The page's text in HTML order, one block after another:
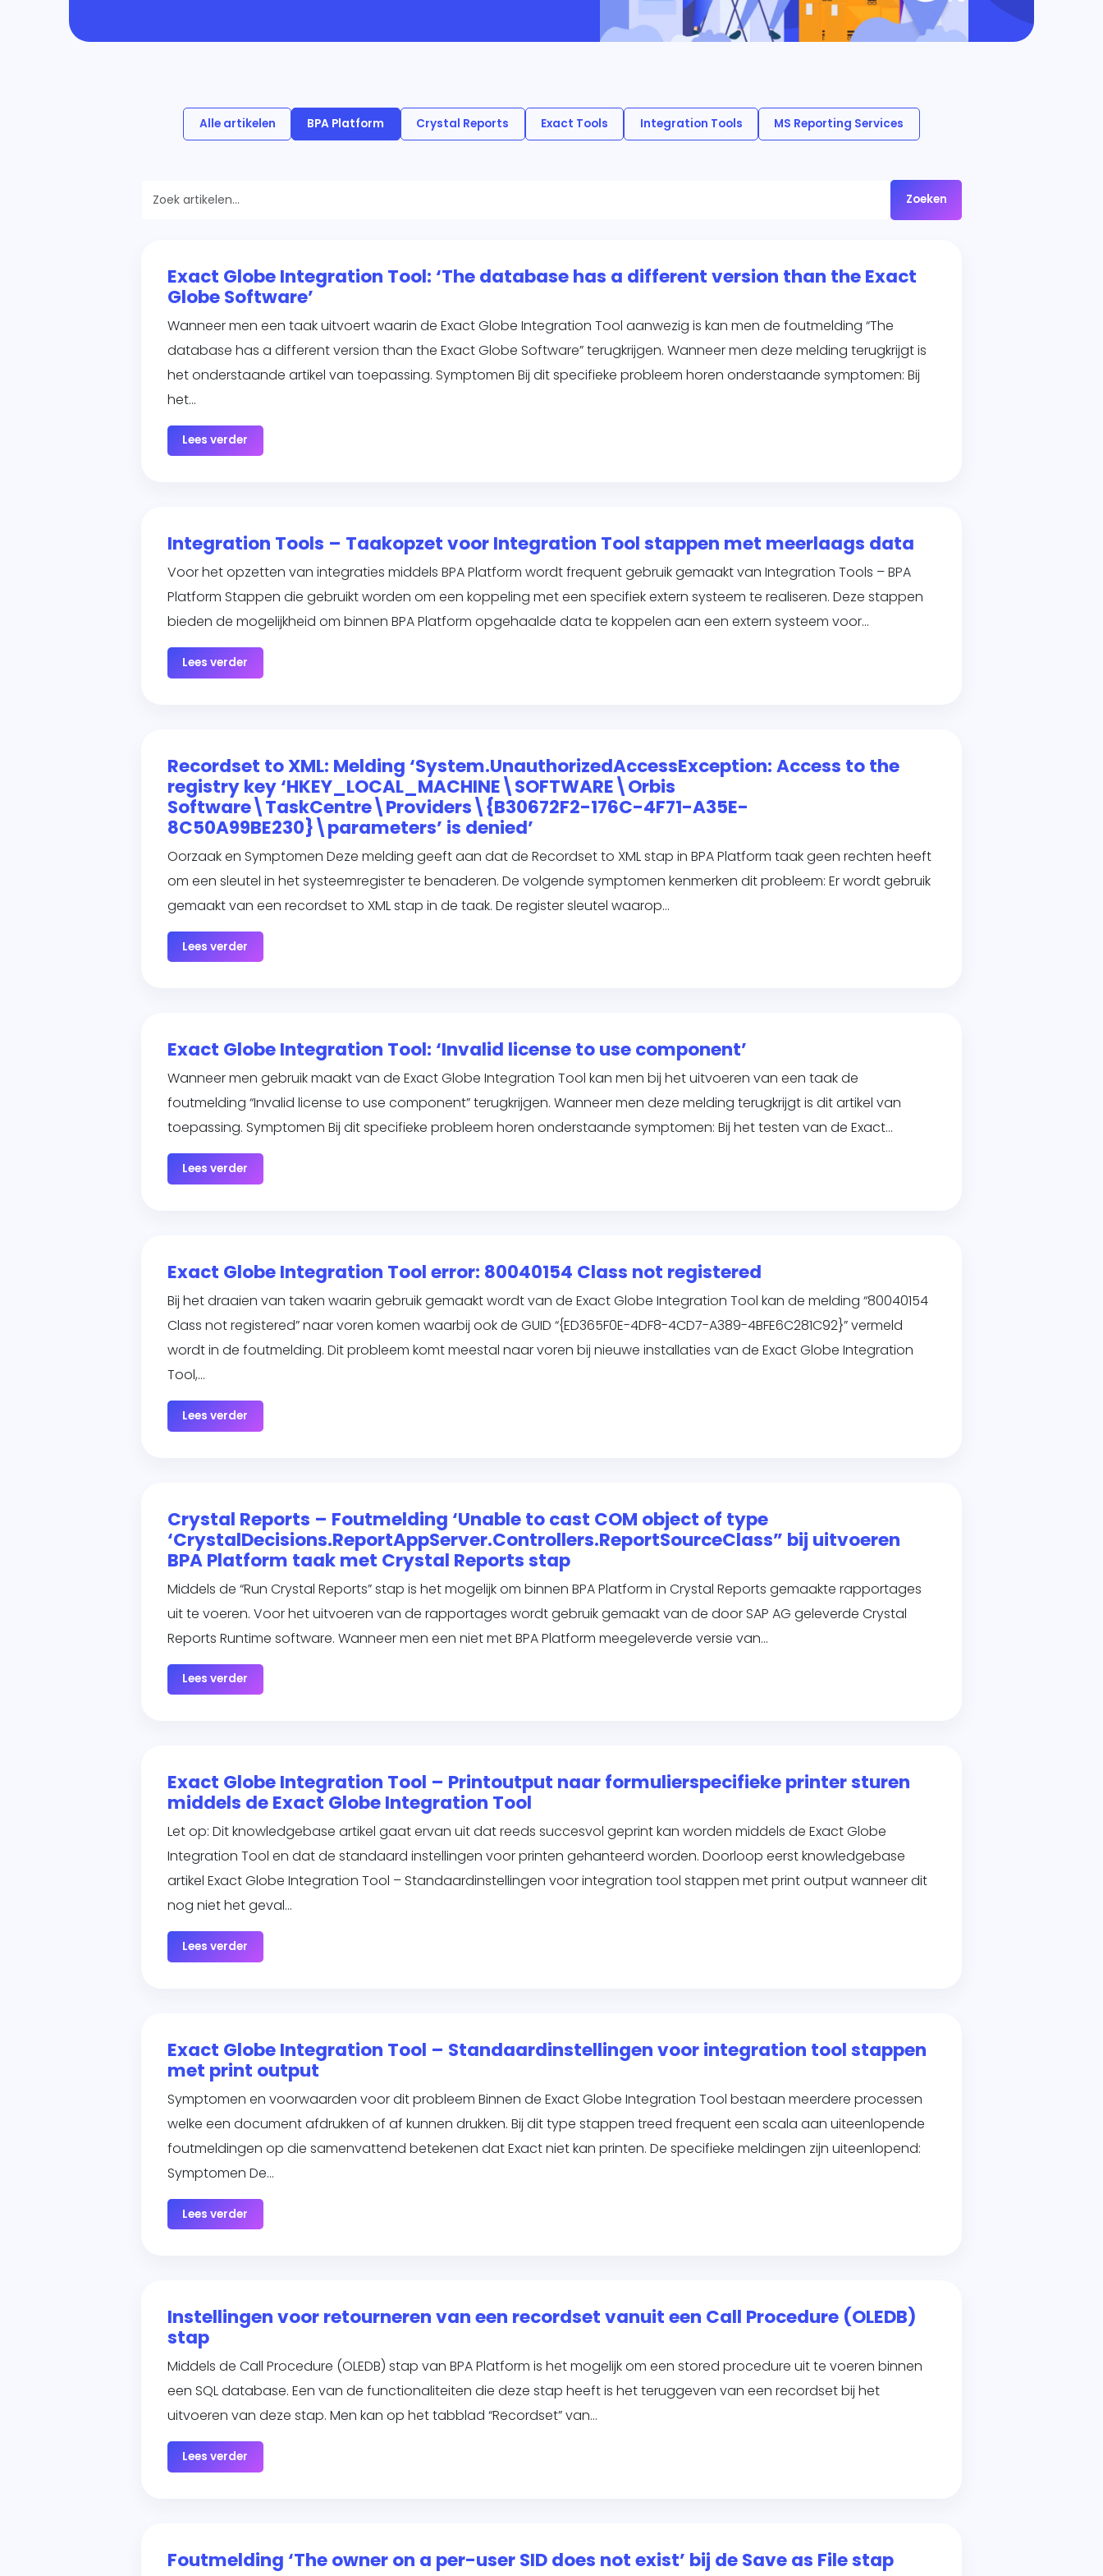
Alle artikelen BPA Platform Crystal Reports Exact Tools Integration Tools MS Reporting Services
Zoeken
Exact Globe Integration Tool: ‘The database has a different version than the Exact
Globe Software’
Wanneer men een taak uitvoert waarin de Exact Globe Integration Tool aanwezig is kan men de foutmelding “The
database has a different version than the Exact Globe Software” terugkrijgen. Wanneer men deze melding terugkrijgt is
het onderstaande artikel van toepassing. Symptomen Bij dit specifieke probleem horen onderstaande symptomen: Bij
het…
Lees verder
Integration Tools – Taakopzet voor Integration Tool stappen met meerlaags data
Voor het opzetten van integraties middels BPA Platform wordt frequent gebruik gemaakt van Integration Tools – BPA
Platform Stappen die gebruikt worden om een koppeling met een specifiek extern systeem te realiseren. Deze stappen
bieden de mogelijkheid om binnen BPA Platform opgehaalde data te koppelen aan een extern systeem voor…
Lees verder
Recordset to XML: Melding ‘System.UnauthorizedAccessException: Access to the
registry key ‘HKEY_LOCAL_MACHINE\SOFTWARE\Orbis
Software\TaskCentre\Providers\{B30672F2-176C-4F71-A35E-
8C50A99BE230}\parameters’ is denied’
Oorzaak en Symptomen Deze melding geeft aan dat de Recordset to XML stap in BPA Platform taak geen rechten heeft
om een sleutel in het systeemregister te benaderen. De volgende symptomen kenmerken dit probleem: Er wordt gebruik
gemaakt van een recordset to XML stap in de taak. De register sleutel waarop…
Lees verder
Exact Globe Integration Tool: ‘Invalid license to use component’
Wanneer men gebruik maakt van de Exact Globe Integration Tool kan men bij het uitvoeren van een taak de
foutmelding “Invalid license to use component” terugkrijgen. Wanneer men deze melding terugkrijgt is dit artikel van
toepassing. Symptomen Bij dit specifieke probleem horen onderstaande symptomen: Bij het testen van de Exact…
Lees verder
Exact Globe Integration Tool error: 80040154 Class not registered
Bij het draaien van taken waarin gebruik gemaakt wordt van de Exact Globe Integration Tool kan de melding “80040154
Class not registered” naar voren komen waarbij ook de GUID “{ED365F0E-4DF8-4CD7-A389-4BFE6C281C92}” vermeld
wordt in de foutmelding. Dit probleem komt meestal naar voren bij nieuwe installaties van de Exact Globe Integration
Tool,…
Lees verder
Crystal Reports – Foutmelding ‘Unable to cast COM object of type
‘CrystalDecisions.ReportAppServer.Controllers.ReportSourceClass” bij uitvoeren
BPA Platform taak met Crystal Reports stap
Middels de “Run Crystal Reports” stap is het mogelijk om binnen BPA Platform in Crystal Reports gemaakte rapportages
uit te voeren. Voor het uitvoeren van de rapportages wordt gebruik gemaakt van de door SAP AG geleverde Crystal
Reports Runtime software. Wanneer men een niet met BPA Platform meegeleverde versie van…
Lees verder
Exact Globe Integration Tool – Printoutput naar formulierspecifieke printer sturen
middels de Exact Globe Integration Tool
Let op: Dit knowledgebase artikel gaat ervan uit dat reeds succesvol geprint kan worden middels de Exact Globe
Integration Tool en dat de standaard instellingen voor printen gehanteerd worden. Doorloop eerst knowledgebase
artikel Exact Globe Integration Tool – Standaardinstellingen voor integration tool stappen met print output wanneer dit
nog niet het geval…
Lees verder
Exact Globe Integration Tool – Standaardinstellingen voor integration tool stappen
met print output
Symptomen en voorwaarden voor dit probleem Binnen de Exact Globe Integration Tool bestaan meerdere processen
welke een document afdrukken of af kunnen drukken. Bij dit type stappen treed frequent een scala aan uiteenlopende
foutmeldingen op die samenvattend betekenen dat Exact niet kan printen. De specifieke meldingen zijn uiteenlopend:
Symptomen De…
Lees verder
Instellingen voor retourneren van een recordset vanuit een Call Procedure (OLEDB)
stap
Middels de Call Procedure (OLEDB) stap van BPA Platform is het mogelijk om een stored procedure uit te voeren binnen
een SQL database. Een van de functionaliteiten die deze stap heeft is het teruggeven van een recordset bij het
uitvoeren van deze stap. Men kan op het tabblad “Recordset” van…
Lees verder
Foutmelding ‘The owner on a per-user SID does not exist’ bij de Save as File stap